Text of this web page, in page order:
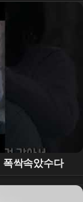
폭싹속았수다